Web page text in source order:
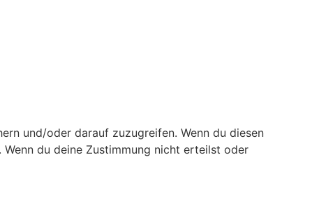
und/oder darauf zuzugreifen. Wenn du diesen
du deine Zustimmung nicht erteilst oder